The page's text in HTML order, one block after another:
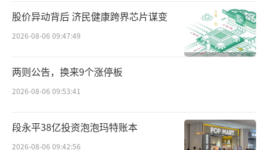
4月17日，巨子生物公告，公司已于16日与
补足卖方及联席账簿管理人订立配售及认购协
议，拟以每股66.65港元的价格配售3500万股现
有股份，并通过补足认购同等数量新股份，预
计募集资金总额约23.33亿港元，净额约22.94
此次配售价较公司16日收盘价73.65港元折
股价异动背后 济民健康跨界芯片谋变
2026-08-06 09:47:49
两则公告，换来9个涨停板
2026-08-06 09:53:41
段永平38亿投资泡泡玛特账本
2026-08-06 09:42:56